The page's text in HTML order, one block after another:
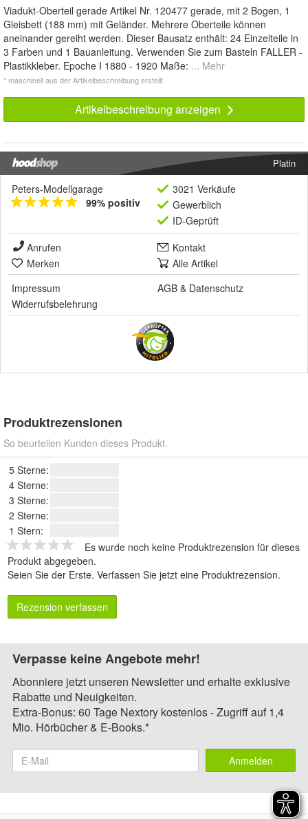
Viadukt-Oberteil gerade Artikel Nr. 120477 gerade, mit 2 Bogen, 1
Gleisbett (188 mm) mit Geländer. Mehrere Oberteile können
aneinander­ gereiht werden. Dieser Bausatz enthält: 24 Einzelteile in
3 Farben und 1 Bauanleitung. Verwenden Sie zum Basteln FALLER -
Plastikkleber. Epoche I 1880 - 1920 Maße: ... Mehr
* maschinell aus der Artikelbeschreibung erstellt
Artikelbeschreibung anzeigen
Platin
Peters-Modellgarage
99% positiv
3021 Verkäufe
Gewerblich
ID-Geprüft
Anrufen
Kontakt
Merken
Alle Artikel
Impressum
AGB & Datenschutz
Widerrufsbelehrung
Produktrezensionen
So beurteilen Kunden dieses Produkt.
5 Sterne:
4 Sterne:
3 Sterne:
2 Sterne:
1 Stern:
Es wurde noch keine Produktrezension für dieses
Produkt abgegeben.
Seien Sie der Erste. Verfassen Sie jetzt eine Produktrezension.
Rezension verfassen
Verpasse keine Angebote mehr!
Abonniere jetzt unseren Newsletter und erhalte exklusive
Rabatte und Neuigkeiten.
Extra-Bonus: 60 Tage Nextory kostenlos - Zugriff auf 1,4
Mio. Hörbücher & E-Books.*
Anmelden